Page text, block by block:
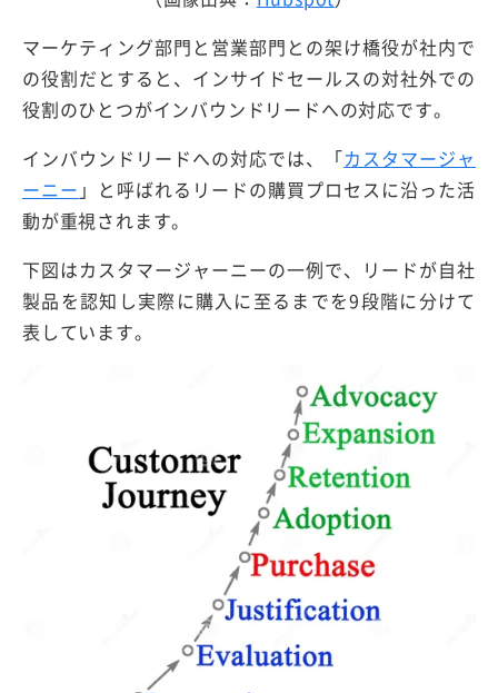
マーケティング部門と営業部門との架け橋役が社内で
の役割だとすると、インサイドセールスの対社外での
役割のひとつがインバウンドリードへの対応です。
インバウンドリードへの対応では、「カスタマージャ
ーニー 」と呼ばれるリードの購買プロセスに沿った活
動が重視されます。
下図はカスタマージャーニーの一例で、リードが自社
製品を認知し実際に購入に至るまでを9段階に分けて
表しています。